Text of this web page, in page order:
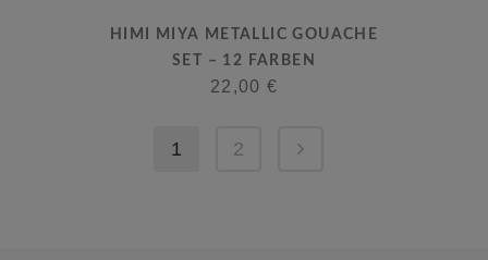
HIMI MIYA METALLIC GOUACHE
SET – 12 FARBEN
22,00 €
1 2